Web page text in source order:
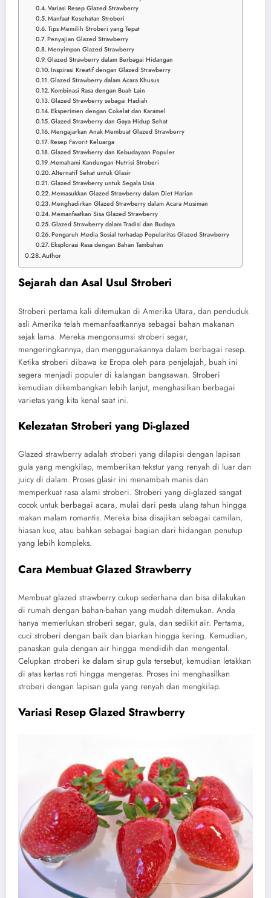
Variasi Resep Glazed Strawberry
Manfaat Kesehatan Stroberi
Tips Memilih Stroberi yang Tepat
Penyajian Glazed Strawberry
Menyimpan Glazed Strawberry
Glazed Strawberry dalam Berbagai Hidangan
Inspirasi Kreatif dengan Glazed Strawberry
Glazed Strawberry dalam Acara Khusus
Kombinasi Rasa dengan Buah Lain
Glazed Strawberry sebagai Hadiah
Eksperimen dengan Cokelat dan Karamel
Glazed Strawberry dan Gaya Hidup Sehat
Mengajarkan Anak Membuat Glazed Strawberry
Resep Favorit Keluarga
Glazed Strawberry dan Kebudayaan Populer
Memahami Kandungan Nutrisi Stroberi
Alternatif Sehat untuk Glasir
Glazed Strawberry untuk Segala Usia
Memasukkan Glazed Strawberry dalam Diet Harian
Menghadirkan Glazed Strawberry dalam Acara Musiman
Memanfaatkan Sisa Glazed Strawberry
Glazed Strawberry dalam Tradisi dan Budaya
Pengaruh Media Sosial terhadap Popularitas Glazed Strawberry
Eksplorasi Rasa dengan Bahan Tambahan
Author
Sejarah dan Asal Usul Stroberi
Stroberi pertama kali ditemukan di Amerika Utara, dan penduduk
asli Amerika telah memanfaatkannya sebagai bahan makanan
sejak lama. Mereka mengonsumsi stroberi segar,
mengeringkannya, dan menggunakannya dalam berbagai resep.
Ketika stroberi dibawa ke Eropa oleh para penjelajah, buah ini
segera menjadi populer di kalangan bangsawan. Stroberi
kemudian dikembangkan lebih lanjut, menghasilkan berbagai
varietas yang kita kenal saat ini.
Kelezatan Stroberi yang Di-glazed
Glazed strawberry adalah stroberi yang dilapisi dengan lapisan
gula yang mengkilap, memberikan tekstur yang renyah di luar dan
juicy di dalam. Proses glasir ini menambah manis dan
memperkuat rasa alami stroberi. Stroberi yang di-glazed sangat
cocok untuk berbagai acara, mulai dari pesta ulang tahun hingga
makan malam romantis. Mereka bisa disajikan sebagai camilan,
hiasan kue, atau bahkan sebagai bagian dari hidangan penutup
yang lebih kompleks.
Cara Membuat Glazed Strawberry
Membuat glazed strawberry cukup sederhana dan bisa dilakukan
di rumah dengan bahan-bahan yang mudah ditemukan. Anda
hanya memerlukan stroberi segar, gula, dan sedikit air. Pertama,
cuci stroberi dengan baik dan biarkan hingga kering. Kemudian,
panaskan gula dengan air hingga mendidih dan mengental.
Celupkan stroberi ke dalam sirup gula tersebut, kemudian letakkan
di atas kertas roti hingga mengeras. Proses ini menghasilkan
stroberi dengan lapisan gula yang renyah dan mengkilap.
Variasi Resep Glazed Strawberry